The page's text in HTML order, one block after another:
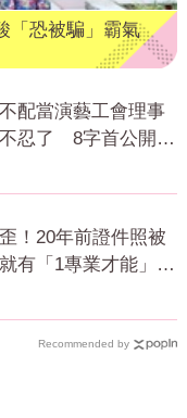
「恐被騙」霸氣
配當演藝工會理事
忍了 8字首公開發
！20年前證件照被
有「1專業才能」震
Recommended by